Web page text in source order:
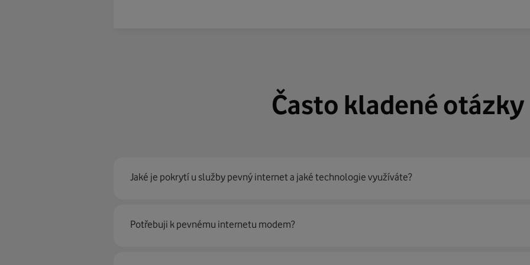
Často kladené otázky
Jaké je pokrytí u služby pevný internet a jaké technologie využíváte?
Pevný internet můžeme nabídnout99 % českých domácností
prostřednictvím několika
Potřebuji k pevnému internetu modem?